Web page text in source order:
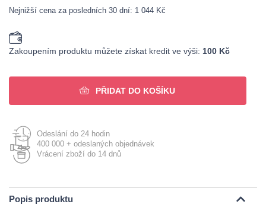
Nejnižší cena za posledních 30 dní: 1 044 Kč
Zakoupením produktu můžete získat kredit ve výši: 100 Kč
PŘIDAT DO KOŠÍKU
Odeslání do 24 hodin
400 000 + odeslaných objednávek
Vrácení zboží do 14 dnů
Popis produktu